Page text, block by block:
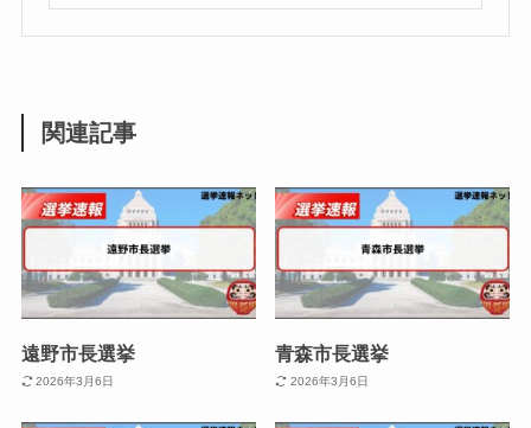
関連記事
遠野市長選挙
2026年3月6日
青森市長選挙
2026年3月6日